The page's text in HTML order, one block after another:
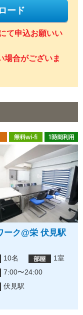
ード
て申込お願いい
場合がございま
ーク@栄 伏見駅
10名
1室
7:00〜24:00
伏見駅